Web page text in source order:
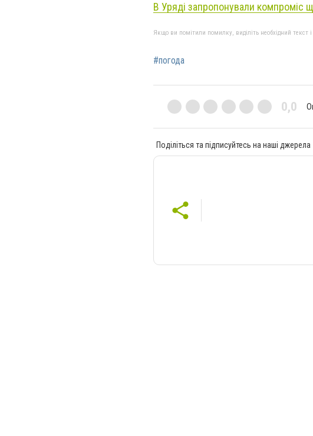
В Уряді запропонували компроміс
Якщо ви помітили помилку, виділіть необхідний текст
#погода
0,0
Поділіться та підписуйтесь на наші джерела